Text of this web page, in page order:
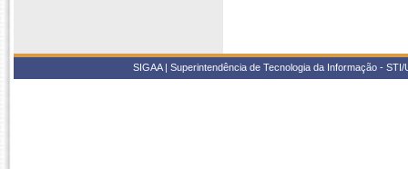
SIGAA | Superintendência de Tecnologia da Informação -